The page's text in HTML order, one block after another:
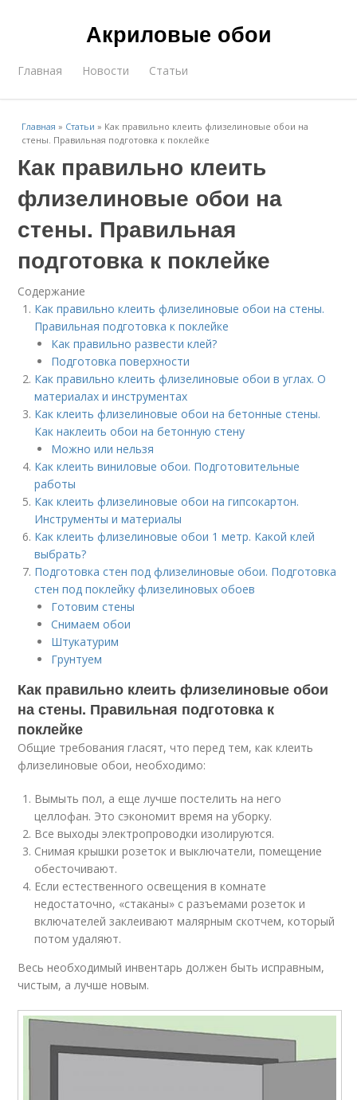
Акриловые обои
Главная Новости Статьи
Главная » Статьи » Как правильно клеить флизелиновые обои на
стены. Правильная подготовка к поклейке
Как правильно клеить
флизелиновые обои на
стены. Правильная
подготовка к поклейке
Содержание
Как правильно клеить флизелиновые обои на стены.
Правильная подготовка к поклейке
Как правильно развести клей?
Подготовка поверхности
Как правильно клеить флизелиновые обои в углах. О
материалах и инструментах
Как клеить флизелиновые обои на бетонные стены.
Как наклеить обои на бетонную стену
Можно или нельзя
Как клеить виниловые обои. Подготовительные
работы
Как клеить флизелиновые обои на гипсокартон.
Инструменты и материалы
Как клеить флизелиновые обои 1 метр. Какой клей
выбрать?
Подготовка стен под флизелиновые обои. Подготовка
стен под поклейку флизелиновых обоев
Готовим стены
Снимаем обои
Штукатурим
Грунтуем
Как правильно клеить флизелиновые обои
на стены. Правильная подготовка к
поклейке
Общие требования гласят, что перед тем, как клеить
флизелиновые обои, необходимо:
Вымыть пол, а еще лучше постелить на него
целлофан. Это сэкономит время на уборку.
Все выходы электропроводки изолируются.
Снимая крышки розеток и выключатели, помещение
обесточивают.
Если естественного освещения в комнате
недостаточно, «стаканы» с разъемами розеток и
включателей заклеивают малярным скотчем, который
потом удаляют.
Весь необходимый инвентарь должен быть исправным,
чистым, а лучше новым.